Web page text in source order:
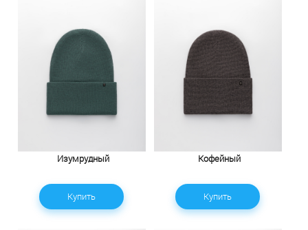
Изумрудный
Купить
Кофейный
Купить